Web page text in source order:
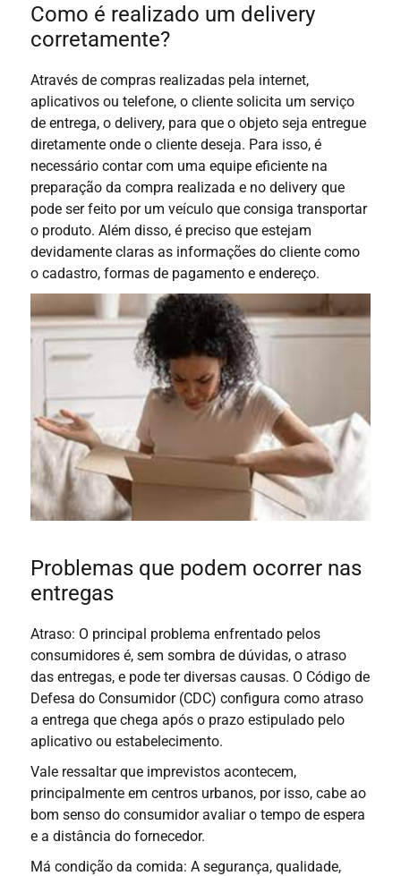
Como é realizado um delivery
corretamente?
Através de compras realizadas pela internet,
aplicativos ou telefone, o cliente solicita um serviço
de entrega, o delivery, para que o objeto seja entregue
diretamente onde o cliente deseja. Para isso, é
necessário contar com uma equipe eficiente na
preparação da compra realizada e no delivery que
pode ser feito por um veículo que consiga transportar
o produto. Além disso, é preciso que estejam
devidamente claras as informações do cliente como
o cadastro, formas de pagamento e endereço.
Problemas que podem ocorrer nas
entregas
Atraso: O principal problema enfrentado pelos
consumidores é, sem sombra de dúvidas, o atraso
das entregas, e pode ter diversas causas. O Código de
Defesa do Consumidor (CDC) configura como atraso
a entrega que chega após o prazo estipulado pelo
aplicativo ou estabelecimento.
Vale ressaltar que imprevistos acontecem,
principalmente em centros urbanos, por isso, cabe ao
bom senso do consumidor avaliar o tempo de espera
e a distância do fornecedor.
Má condição da comida: A segurança, qualidade,